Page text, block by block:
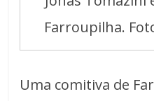
Farroupilha.
Uma comitiva de